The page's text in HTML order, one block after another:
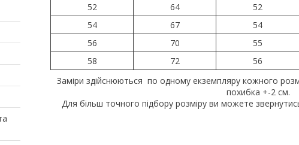
52
64 52
54
67 54
56
70 55
58
72 56
Заміри здійснюються по одному екземпляру кожного
похибка +-2 см.
Для більш точного підбору розміру ви можете